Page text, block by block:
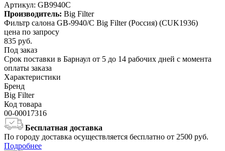
Артикул: GB9940C
Производитель: Big Filter
Фильтр салона GB-9940/C Big Filter (Россия) (CUK1936)
цена по запросу
835 руб.
Под заказ
Срок поставки в Барнаул от 5 до 14 рабочих дней с момента
оплаты заказа
Характеристики
Бренд
Big Filter
Код товара
00-00017316
Бесплатная доставка
По городу доставка осуществляется бесплатно от 2500 руб.
Подробнее